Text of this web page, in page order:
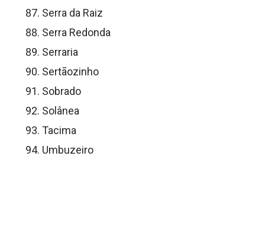
Serra da Raiz
Serra Redonda
Serraria
Sertãozinho
Sobrado
Solânea
Tacima
Umbuzeiro